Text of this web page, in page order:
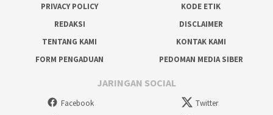
PRIVACY POLICY
KODE ETIK
REDAKSI
DISCLAIMER
TENTANG KAMI
KONTAK KAMI
FORM PENGADUAN
PEDOMAN MEDIA SIBER
JARINGAN SOCIAL
Facebook
Twitter